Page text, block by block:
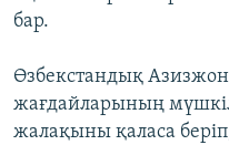
бар.
Өзбекстандық
жағдайларының
жалақыны қаласа